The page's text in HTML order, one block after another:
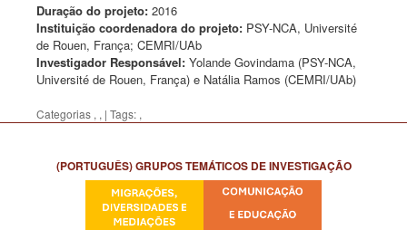
Duração do projeto:2016
Instituição coordenadora do projeto: PSY-NCA, Université
de Rouen, França; CEMRI/UAb
Investigador Responsável:Yolande Govindama (PSY-NCA,
Université de Rouen, França) e Natália Ramos (CEMRI/UAb)
Categorias , , | Tags: ,
(PORTUGUÊS) GRUPOS TEMÁTICOS DE INVESTIGAÇÃO